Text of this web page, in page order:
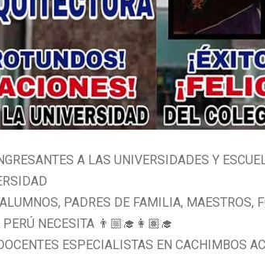
A LAS UNIVERSIDADES Y
PADRES DE FAMILIA, MAESTROS,
NECESITA 👨🏼‍🎓👩🏽‍🎓
ESPECIALISTAS EN CACHIMBOS